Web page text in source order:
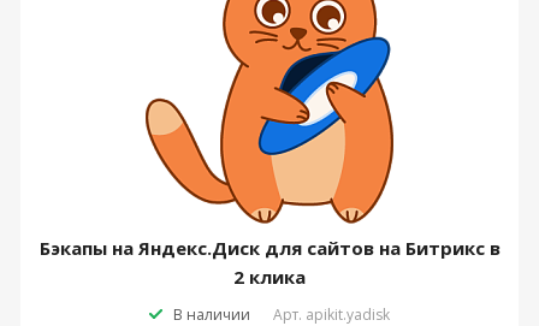
Бэкапы на Яндекс.Диск для сайтов на Битрикс в
2 клика
В наличии Арт. apikit.yadisk